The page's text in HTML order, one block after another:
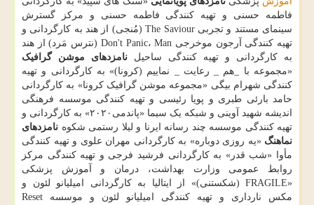
فاطمه حسنی و تهیه کنندگی فاطمه حسنی و مرکز گسترش
سینمای مستند و تجربی The Saviour (مُنجی) از هند به کارگردانی و
تهیه کنندگی آرجون موخرجی Don't Panic، Man (نترس مَرد) از هند
به کارگردانی و تهیه کنندگی ساحیل نامزدهای موشن گرافیک
«مجموعه با _هم _ رعایت _ نماییم (کرونا)» به کارگردانی و تهیه
کنندگی شهرام بیگی «مجموعه موشن گرافیک کرونا» به کارگردانی
حامد بارئی طبری و پویا رئیسی و تهیه کنندگی موسسه فرهنگی
اندیشه شهید آوینی و شبکه یک سیما «پاندمی۲۰۲۰» به کارگردانی و
تهیه کنندگی موسسه چند رسانه ایرنا و لیلا رستمی شکوه نامزدهای
نماهنگ«یه روزی دوباره» به کارگردانی مهران علوی و تهیه کنندگی
مأوا «شب قدر» به کارگردانی فرشید فرجی و تهیه کنندگی مرکز
روابط عمومی وزارت بهداشت، درمان و آموزش پزشکی
«FRAGILE (شکستنی)» از ایتالیا به کارگردانی امیلیانو لئون و
مکس نارداری و تهیه کنندگی امیلیانو لئون و موسسه Reset